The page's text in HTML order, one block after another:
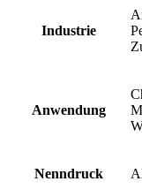
Industrie
Anwendung
Nenndruck